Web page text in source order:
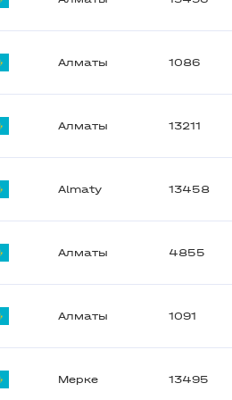
Алматы 1086
Алматы 13211
Almaty 13458
Алматы 4855
Алматы 1091
Мерке 13495